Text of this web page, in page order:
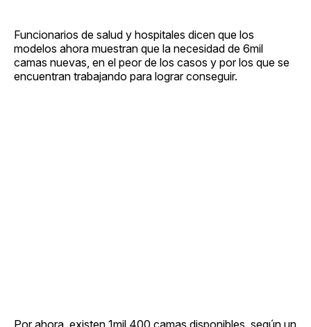
Funcionarios de salud y hospitales dicen que los
modelos ahora muestran que la necesidad de 6mil
camas nuevas, en el peor de los casos y por los que se
encuentran trabajando para lograr conseguir.
Por ahora, existen 1mil 400 camas disponibles, según un